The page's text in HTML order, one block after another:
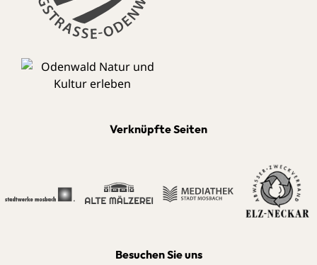
Verknüpfte Seiten
Besuchen Sie uns